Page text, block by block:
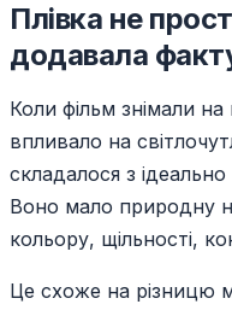
Плівка не
додавала
Коли фільм знімали на
впливало на
складалося з
Воно мало природну
кольору, щільності,
Це схоже на різницю